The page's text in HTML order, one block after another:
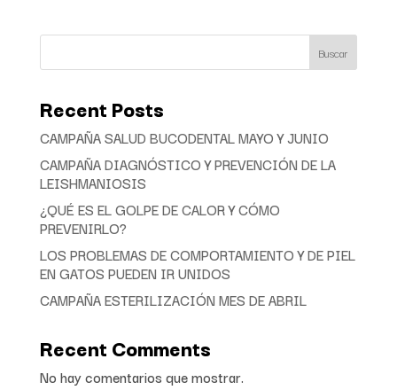
Buscar
Recent Posts
CAMPAÑA SALUD BUCODENTAL MAYO Y JUNIO
CAMPAÑA DIAGNÓSTICO Y PREVENCIÓN DE LA
LEISHMANIOSIS
¿QUÉ ES EL GOLPE DE CALOR Y CÓMO
PREVENIRLO?
LOS PROBLEMAS DE COMPORTAMIENTO Y DE PIEL
EN GATOS PUEDEN IR UNIDOS
CAMPAÑA ESTERILIZACIÓN MES DE ABRIL
Recent Comments
No hay comentarios que mostrar.